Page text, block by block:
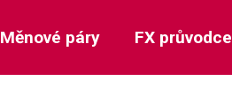
Měnové páry FX průvodce